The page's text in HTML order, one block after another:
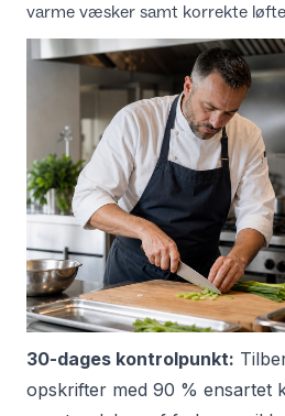
varme væsker samt korrekte
30-dages kontrolpunkt:
opskrifter med 90 % ensartet